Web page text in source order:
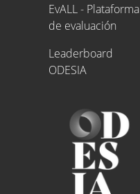
EvALL - Plataforma
de evaluación
Leaderboard
ODESIA